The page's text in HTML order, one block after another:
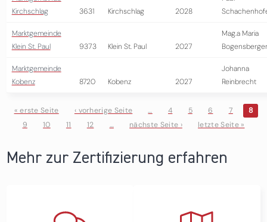
Kirchschlag
3631 Kirchschlag 2028
Marktgemeinde
Klein St. Paul
9373 Klein St. Paul 2027
Mag.a Maria
Bogensberger
Marktgemeinde
Kobenz
8720 Kobenz 2027
Johanna
Reinbrecht
Seiten
« erste Seite ‹ vorherige Seite … 4 5 6 7
8
9
10 11 12 … nächste Seite › letzte Seite »
Mehr zur Zertifizierung erfahren